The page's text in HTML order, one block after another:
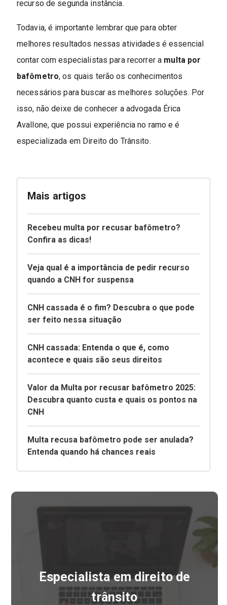
recurso de segunda instância.
Todavia, é importante lembrar que para obter
melhores resultados nessas atividades é essencial
contar com especialistas para recorrer a multa por
bafômetro, os quais terão os conhecimentos
necessários para buscar as melhores soluções. Por
isso, não deixe de conhecer a advogada Érica
Avallone, que possui experiência no ramo e é
especializada em Direito do Trânsito.
Mais artigos
Recebeu multa por recusar bafômetro?
Confira as dicas!
Veja qual é a importância de pedir recurso
quando a CNH for suspensa
CNH cassada é o fim? Descubra o que pode
ser feito nessa situação
CNH cassada: Entenda o que é, como
acontece e quais são seus direitos
Valor da Multa por recusar bafômetro 2025:
Descubra quanto custa e quais os pontos na
CNH
Multa recusa bafômetro pode ser anulada?
Entenda quando há chances reais
Especialista em direito de
trânsito